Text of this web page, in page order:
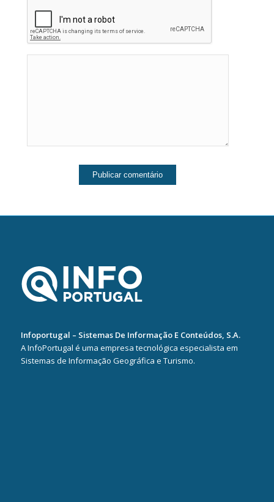
Infoportugal – Sistemas De Informação E Conteúdos, S.A.
A InfoPortugal é uma empresa tecnológica especialista em
Sistemas de Informação Geográfica e Turismo.